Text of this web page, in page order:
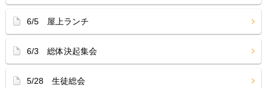
6/5 屋上ランチ
6/3 総体決起集会
5/28 生徒総会